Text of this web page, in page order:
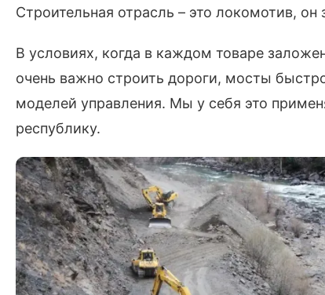
Строительная отрасль – это локомотив,
В условиях, когда в каждом товаре
очень важно строить дороги, мосты
моделей управления. Мы у себя это
республику.